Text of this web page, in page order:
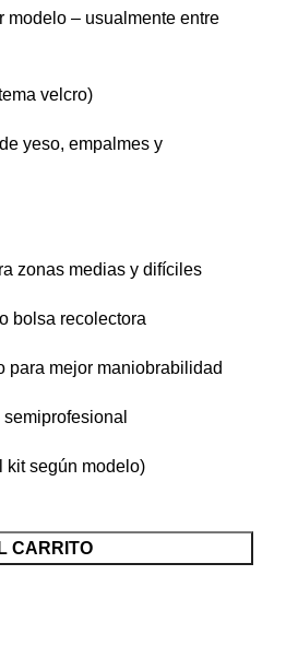
modelo – usualmente entre
velcro)
yeso, empalmes y
zonas medias y difíciles
bolsa recolectora
para mejor maniobrabilidad
kit según modelo)
CARRITO